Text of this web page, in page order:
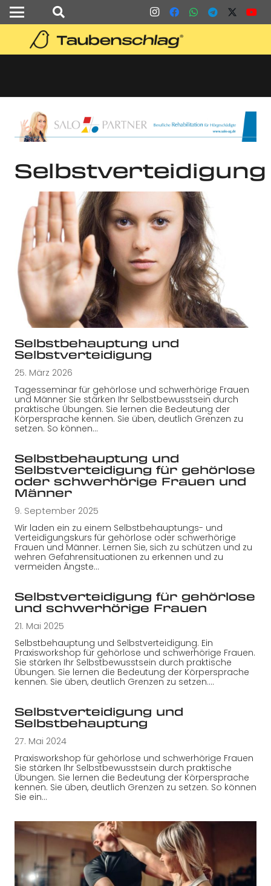
Selbstverteidigung
Selbstbehauptung und
Selbstverteidigung
25. März 2026
Tagesseminar für gehörlose und schwerhörige Frauen
und Männer Sie stärken Ihr Selbstbewusstsein durch
praktische Übungen. Sie lernen die Bedeutung der
Körpersprache kennen. Sie üben, deutlich Grenzen zu
setzen. So können…
Selbstbehauptung und
Selbstverteidigung für gehörlose
oder schwerhörige Frauen und
Männer
9. September 2025
Wir laden ein zu einem Selbstbehauptungs- und
Verteidigungskurs für gehörlose oder schwerhörige
Frauen und Männer. Lernen Sie, sich zu schützen und zu
wehren Gefahrensituationen zu erkennen und zu
vermeiden Ängste…
Selbstverteidigung für gehörlose
und schwerhörige Frauen
21. Mai 2025
Selbstbehauptung und Selbstverteidigung. Ein
Praxisworkshop für gehörlose und schwerhörige Frauen.
Sie stärken Ihr Selbstbewusstsein durch praktische
Übungen. Sie lernen die Bedeutung der Körpersprache
kennen. Sie üben, deutlich Grenzen zu setzen.…
Selbstverteidigung und
Selbstbehauptung
27. Mai 2024
Praxisworkshop für gehörlose und schwerhörige Frauen
Sie stärken Ihr Selbstbewusstsein durch praktische
Übungen. Sie lernen die Bedeutung der Körpersprache
kennen. Sie üben, deutlich Grenzen zu setzen. So können
Sie ein…